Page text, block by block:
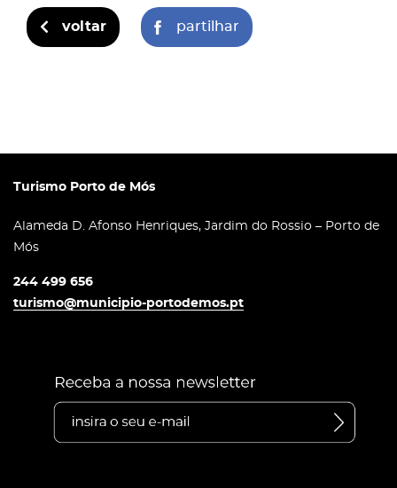
voltar partilhar
Turismo Porto de Mós
Alameda D. Afonso Henriques, Jardim do Rossio – Porto de
Mós
244 499 656
turismo@municipio-portodemos.pt